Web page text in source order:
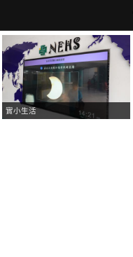
實小生活